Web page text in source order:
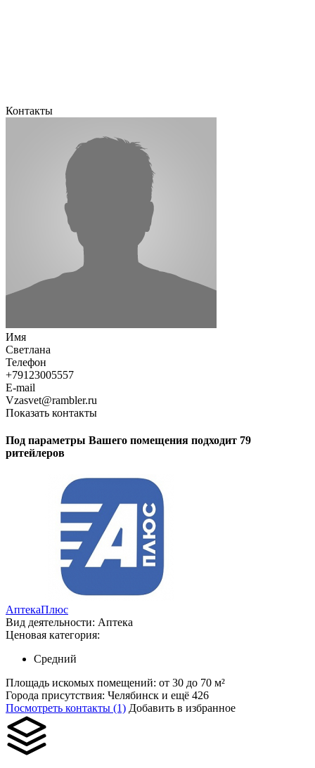
Контакты
Имя
Светлана
Телефон
+79123005557
E-mail
Vzasvet@rambler.ru
Показать контакты
Под параметры Вашего помещения подходит 79
ритейлеров
АптекаПлюс
Вид деятельности: Аптека
Ценовая категория:
Средний
Площадь искомых помещений: от 30 до 70 м²
Города присутствия: Челябинск и ещё 426
Посмотреть контакты (1) Добавить в избранное